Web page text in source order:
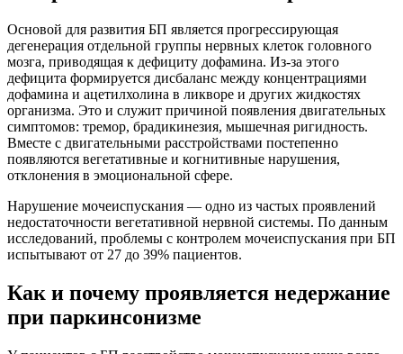
Основой для развития БП является прогрессирующая
дегенерация отдельной группы нервных клеток головного
мозга, приводящая к дефициту дофамина. Из-за этого
дефицита формируется дисбаланс между концентрациями
дофамина и ацетилхолина в ликворе и других жидкостях
организма. Это и служит причиной появления двигательных
симптомов: тремор, брадикинезия, мышечная ригидность.
Вместе с двигательными расстройствами постепенно
появляются вегетативные и когнитивные нарушения,
отклонения в эмоциональной сфере.
Нарушение мочеиспускания — одно из частых проявлений
недостаточности вегетативной нервной системы. По данным
исследований, проблемы с контролем мочеиспускания при БП
испытывают от 27 до 39% пациентов.
Как и почему проявляется недержание
при паркинсонизме